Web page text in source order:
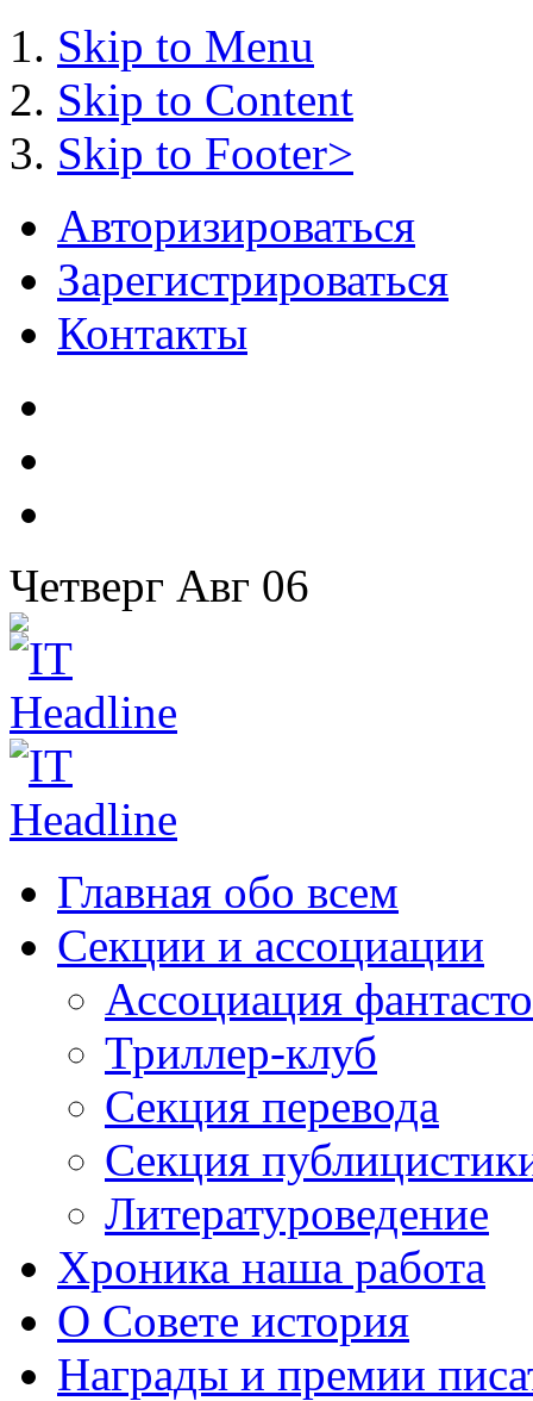
Skip to Menu
Skip to Content
Skip to Footer>
Авторизироваться
Зарегистрироваться
Контакты
Четверг Авг 06
Главная обо всем
Секции и ассоциации
Ассоциация
Триллер-клуб
Секция перевода
Секция
Литературоведение
Хроника наша работа
О Совете история
Награды и премии